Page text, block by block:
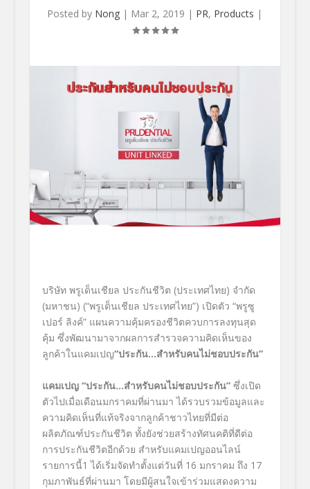
Posted by Nong | Mar 2, 2019 | PR, Products |
บริษัท พรูเด็นเชียล ประกันชีวิต (ประเทศไทย) จำกัด
(มหาชน) (“พรูเด็นเชียล ประเทศไทย”) เปิดตัว “พรูซู
เปอร์ ลิงค์” แผนความคุ้มครองชีวิตควบการลงทุนสุด
คุ้ม ซึ่งพัฒนามาจากผลการสำรวจความคิดเห็นของ
ลูกค้าในแคมเปญ“ประกัน…สำหรับคนไม่ชอบประกัน”
แคมเปญ “ประกัน…สำหรับคนไม่ชอบประกัน” ซึ่งเปิด
ตัวไปเมื่อเดือนมกราคมที่ผ่านมา ได้รวบรวมข้อมูลและ
ความคิดเห็นที่แท้จริงจากลูกค้าชาวไทยที่มีต่อ
ผลิตภัณฑ์ประกันชีวิต ทั้งยังช่วยสร้างทัศนคติที่ดีต่อ
การประกันชีวิตอีกด้วย สำหรับแคมเปญออนไลน์
รายการนี้1 ได้เริ่มจัดทำตั้งแต่วันที่ 16 มกราคม ถึง 17
กุมภาพันธ์ที่ผ่านมา โดยมีผู้สนใจเข้าร่วมแสดงความ